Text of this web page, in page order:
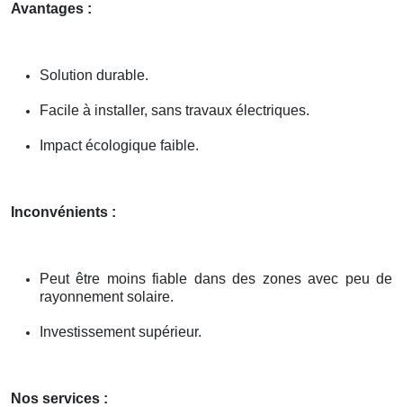
Avantages :
Solution durable.
Facile à installer, sans travaux électriques.
Impact écologique faible.
Inconvénients :
Peut être moins fiable dans des zones avec peu de
rayonnement solaire.
Investissement supérieur.
Nos services :